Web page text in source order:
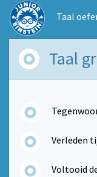
Taal
Taal
Verleden
Voltooid